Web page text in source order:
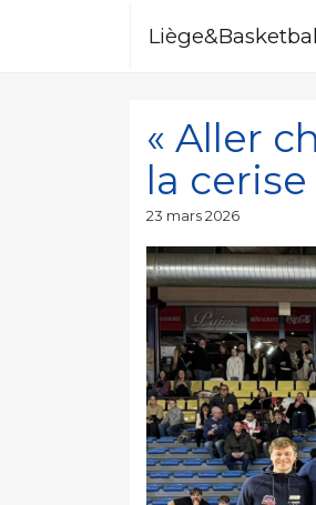
« Aller
la
Publié
23 mars 2026